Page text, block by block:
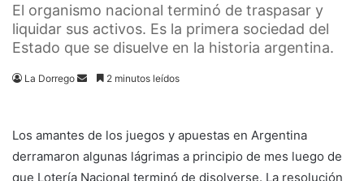
El organismo nacional terminó de traspasar y
liquidar sus activos. Es la primera sociedad del
Estado que se disuelve en la historia argentina.
La Dorrego
Send2 minutos leídos
Los amantes de los juegos y apuestas en Argentina
derramaron algunas lágrimas a principio de mes luego de
que Lotería Nacional terminó de disolverse. La resolución